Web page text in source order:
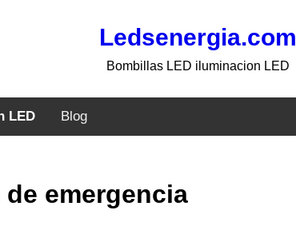
Ledsenergia.com
Bombillas LED iluminacion LED
LED Blog
emergencia